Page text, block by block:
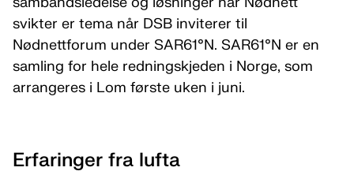
svikter er tema når DSB inviterer til
Nødnettforum under SAR61°N. SAR61°N er en
samling for hele redningskjeden i Norge, som
arrangeres i Lom første uken i juni.
Erfaringer fra lufta